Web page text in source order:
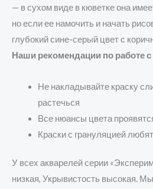
— в сухом виде в кюветке она
но если ее намочить и начать
глубокий сине-серый цвет с
Наши рекомендации по работе с
Не накладывайте краску
растечься
Все нюансы цвета
Краски с грануляцией
У всех акварелей серии
низкая, Укрывистость высокая.